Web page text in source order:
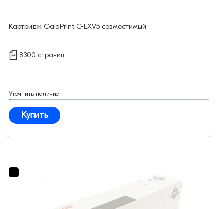
Картридж GalaPrint C-EXV5 совместимый
8300 страниц
Уточнить наличие
Купить